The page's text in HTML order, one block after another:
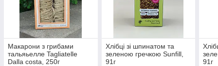
Макарони з грибами
тальяьелле Tagliatelle
Dalla costa, 250г
Хлібці зі шпинатом та
зеленою гречкою Sunfill,
91г
91г